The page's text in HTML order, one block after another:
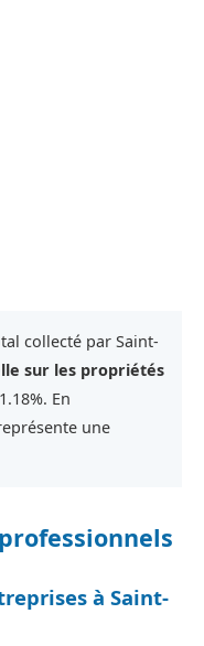
collecté par Saint-
sur les propriétés
En
une
à Saint-